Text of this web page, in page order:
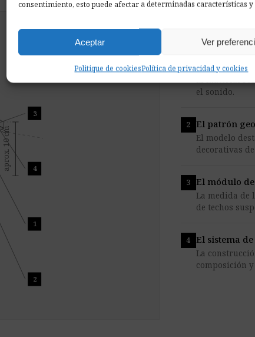
consentimiento, esto puede afectar a determinadas características
Aceptar Ver
Politique de cookiesPolítica de privacidad y cookies
3
4
1
2
aprox. 10 cm
Fieltro
El material
el sonido.
El patrón
El modelo
decorativas
El módulo de
La medida de
de techos
El sistema
La
composición